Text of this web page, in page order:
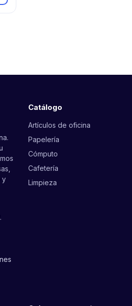
y
Catálogo
Artículos de oficina
Papelería
Cómputo
Cafetería
Limpieza